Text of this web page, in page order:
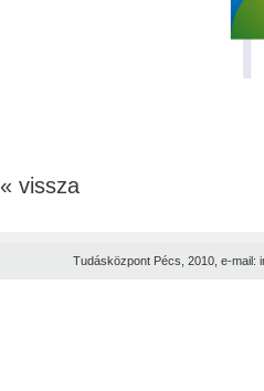
« vissza
Tudásközpont Pécs, 2010, e-mail: